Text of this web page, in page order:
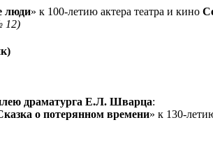
люди» к 100-летию актера театра и кино
12)
драматурга Е.Л. Шварца:
о потерянном времени» к 130-